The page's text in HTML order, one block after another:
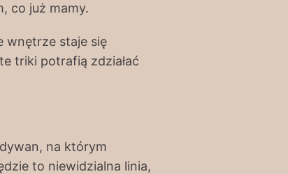
co już mamy.
wnętrze staje się
triki potrafią zdziałać
na którym
to niewidzialna linia,